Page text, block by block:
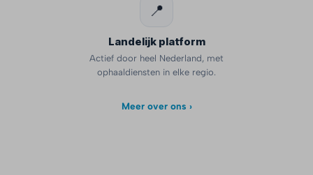
📍
Landelijk platform
Actief door heel Nederland, met
ophaaldiensten in elke regio.
Meer over ons ›